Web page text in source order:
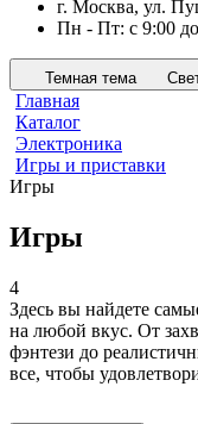
г. Москва, ул.
Пн - Пт: с 9:00
Темная тема
Главная
Каталог
Электроника
Игры и приставки
Игры
Игры
4
Здесь вы найдете
на любой вкус. От
фэнтези до
все, чтобы